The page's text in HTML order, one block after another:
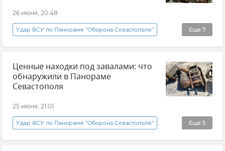
Атаки ВСУ на Крым
26 июня, 20:48
Еще 7
Удар ВСУ по Панораме "Оборона Севастополя"
Новости Новости Севастополя
Севастополь панорама Музеи Крыма
Крым Новости Крыма
Ценные находки под завалами: что
обнаружили в Панораме
Севастополя
25 июня, 21:01
Еще 5
Удар ВСУ по Панораме "Оборона Севастополя"
панорама Севастополь